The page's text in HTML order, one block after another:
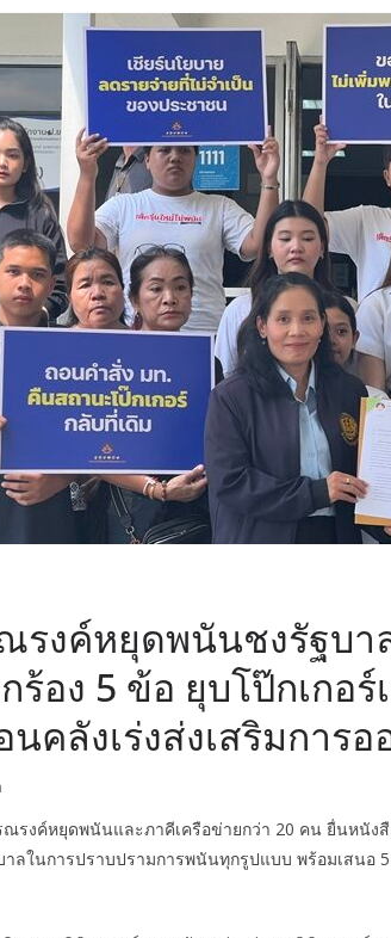
รงค์หยุดพนันชงรัฐบ
ร้อง 5 ข้อ ยุบโป๊กเกอ
คลังเร่งส่งเสริมการ
รงค์หยุดพนันและภาคีเครือข่ายกว่า 20 คน ยื่นหนั
ลในการปราบปรามการพนันทุกรูปแบบ พร้อมเสนอ 5